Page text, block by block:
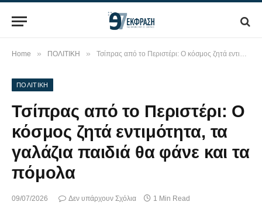
Home » ΠΟΛΙΤΙΚΗ » Τσίπρας από το Περιστέρι: Ο κόσμος ζητά εντιμότητα, τα γαλάζια παιδιά θα φάνε και τα πόμολα
ΠΟΛΙΤΙΚΗ
Τσίπρας από το Περιστέρι: Ο
κόσμος ζητά εντιμότητα, τα
γαλάζια παιδιά θα φάνε και τα
πόμολα
09/07/2026 Δεν υπάρχουν Σχόλια 1 Min Read